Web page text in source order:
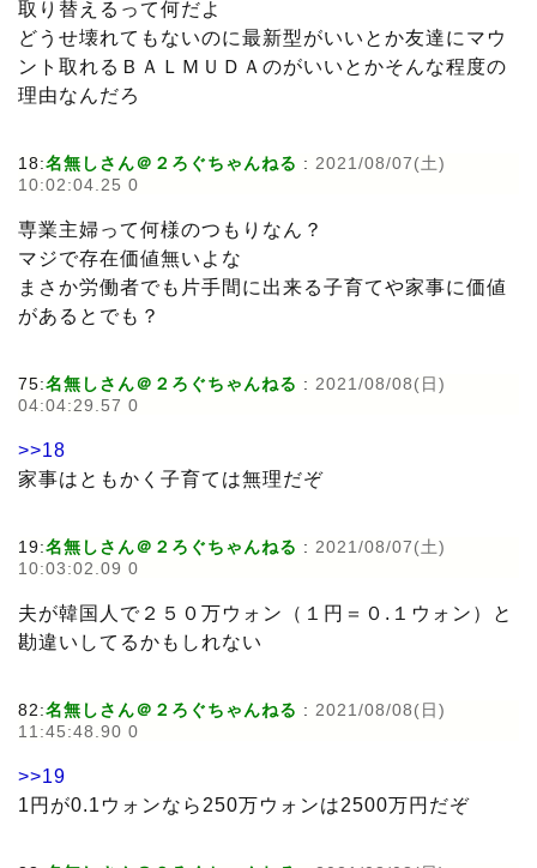
取り替えるって何だよ
どうせ壊れてもないのに最新型がいいとか友達にマウ
ント取れるＢＡＬＭＵＤＡのがいいとかそんな程度の
理由なんだろ
18:名無しさん＠２ろぐちゃんねる : 2021/08/07(土)
10:02:04.25 0
専業主婦って何様のつもりなん？
マジで存在価値無いよな
まさか労働者でも片手間に出来る子育てや家事に価値
があるとでも？
75:名無しさん＠２ろぐちゃんねる : 2021/08/08(日)
04:04:29.57 0
>>18
家事はともかく子育ては無理だぞ
19:名無しさん＠２ろぐちゃんねる : 2021/08/07(土)
10:03:02.09 0
夫が韓国人で２５０万ウォン（１円＝０.１ウォン）と
勘違いしてるかもしれない
82:名無しさん＠２ろぐちゃんねる : 2021/08/08(日)
11:45:48.90 0
>>19
1円が0.1ウォンなら250万ウォンは2500万円だぞ